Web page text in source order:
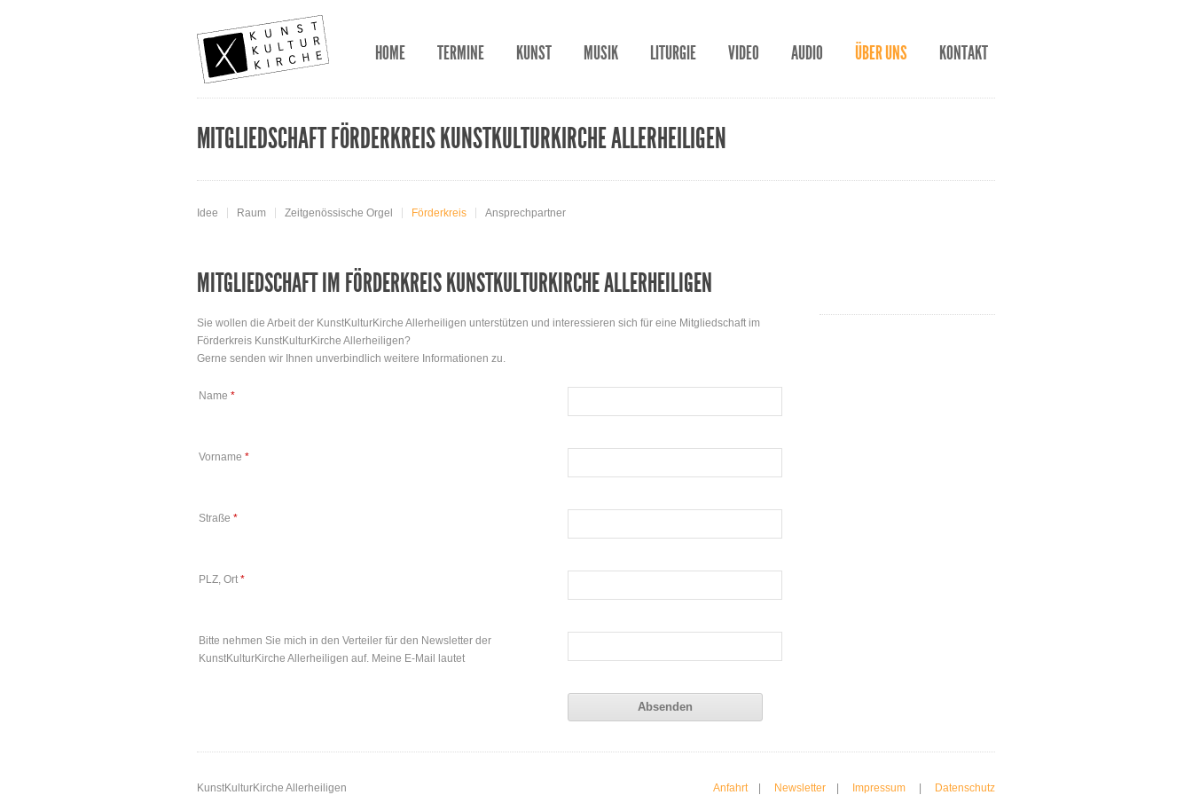
HOME TERMINE KUNST MUSIK LITURGIE VIDEO AUDIO ÜBER UNS KONTAKT
MITGLIEDSCHAFT FÖRDERKREIS KUNSTKULTURKIRCHE ALLERHEILIGEN
Idee Raum Zeitgenössische Orgel Förderkreis Ansprechpartner
MITGLIEDSCHAFT IM FÖRDERKREIS KUNSTKULTURKIRCHE ALLERHEILIGEN
Sie wollen die Arbeit der KunstKulturKirche Allerheiligen unterstützen und interessieren sich für eine Mitgliedschaft im
Förderkreis KunstKulturKirche Allerheiligen?
Gerne senden wir Ihnen unverbindlich weitere Informationen zu.
Name *
Vorname *
Straße *
PLZ, Ort *
Bitte nehmen Sie mich in den Verteiler für den Newsletter der
KunstKulturKirche Allerheiligen auf. Meine E-Mail lautet
KunstKulturKirche Allerheiligen Anfahrt| Newsletter| Impressum Datenschutz